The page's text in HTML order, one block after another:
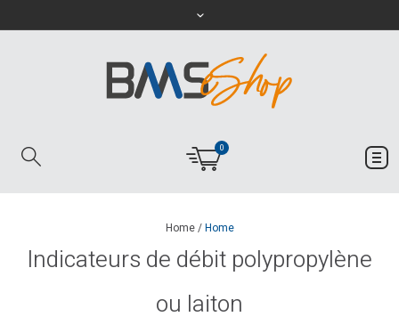
0
Home/Home
Indicateurs de débit polypropylène
ou laiton